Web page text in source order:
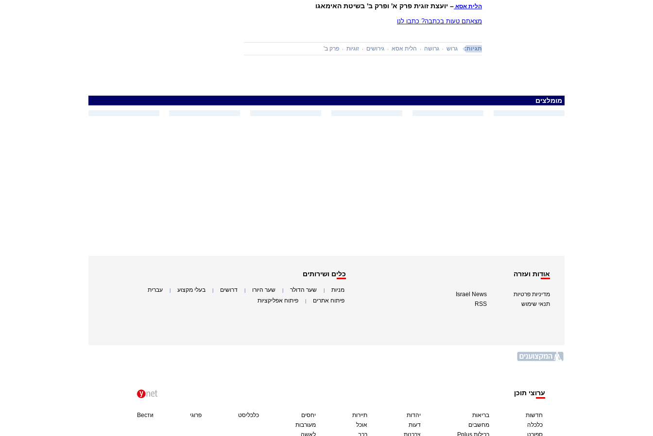
הלית אסא – יועצת זוגית פרק א' ופרק ב' בשיטת האימאגו
מצאתם טעות בכתבה? כתבו לנו
תגיות: גרוש גרושה הלית אסא גירושים זוגיות פרק ב'
מומלצים
אודות ועזרה
מדיניות פרטיות
תנאי שימוש
Israel News
RSS
כלים ושירותים
מניות שער הדולר שער היורו דרושים בעלי מקצוע עברית
פיתוח אתרים פיתוח אפליקציות
ערוצי תוכן
חדשות
כלכלה
ספורט
בריאות
מחשבים
Pplus רכילות
יהדות
דעות
צרכנות
תיירות
אוכל
רכב
יחסים
מעורבות
לאשה
כלכליסט פרוגי Вести